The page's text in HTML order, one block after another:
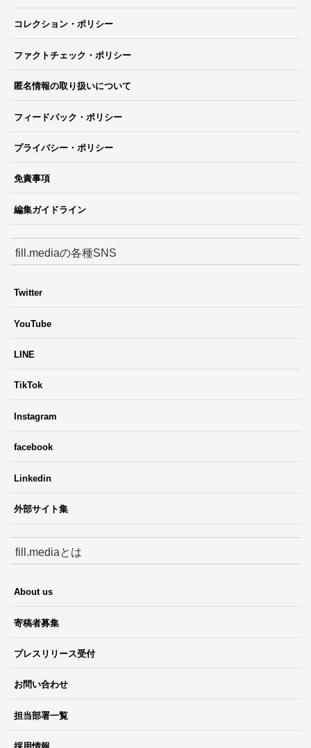
コレクション・ポリシー
ファクトチェック・ポリシー
匿名情報の取り扱いについて
フィードバック・ポリシー
プライバシー・ポリシー
免責事項
編集ガイドライン
fill.mediaの各種SNS
Twitter
YouTube
LINE
TikTok
Instagram
facebook
Linkedin
外部サイト集
fill.mediaとは
About us
寄稿者募集
プレスリリース受付
お問い合わせ
担当部署一覧